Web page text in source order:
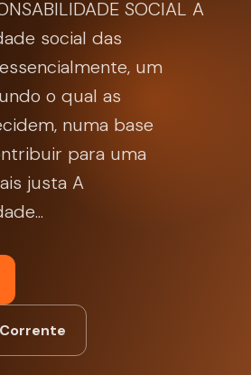
SOCIAL A
social das
um
o qual as
numa base
para uma
justa A